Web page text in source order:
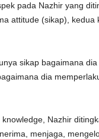
pada Nazhir yang
attitude (sikap),
sikap bagaimana
dia
Nazhir
menjaga,